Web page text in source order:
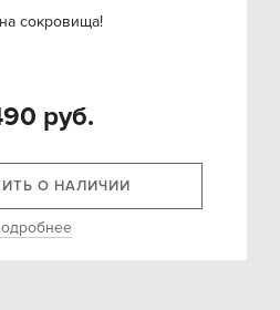
сокровища!
руб.
О НАЛИЧИИ